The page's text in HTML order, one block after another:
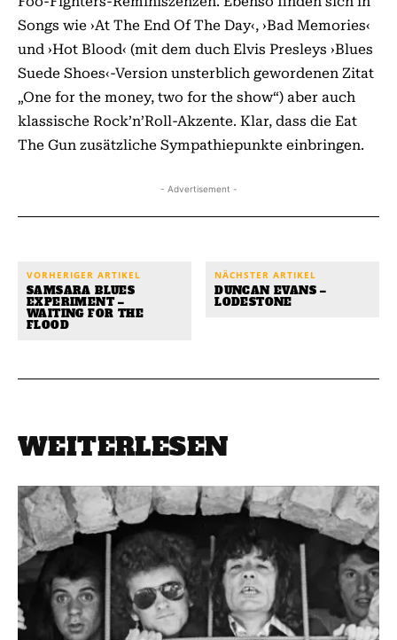
Songs wie ›At The End Of The Day‹, ›Bad Memories‹
und ›Hot Blood‹ (mit dem duch Elvis Presleys ›Blues
Suede Shoes‹-Version unsterblich gewordenen Zitat
„One for the money, two for the show“) aber auch
klassische Rock’n’Roll-Akzente. Klar, dass die Eat
The Gun zusätzliche Sympathiepunkte einbringen.
- Advertisement -
VORHERIGER ARTIKEL
SAMSARA BLUES
EXPERIMENT –
WAITING FOR THE
FLOOD
NÄCHSTER ARTIKEL
DUNCAN EVANS –
LODESTONE
WEITERLESEN